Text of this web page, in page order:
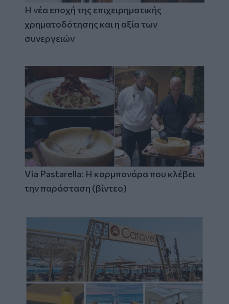
Η νέα εποχή της επιχειρηματικής
χρηματοδότησης και η αξία των
συνεργειών
Via Pastarella: Η καρμπονάρα που κλέβει
την παράσταση (βίντεο)